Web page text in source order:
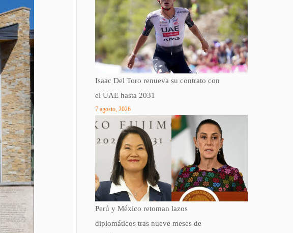
Isaac Del Toro renueva su contrato con
el UAE hasta 2031
7 agosto, 2026
Perú y México retoman lazos
diplomáticos tras nueve meses de